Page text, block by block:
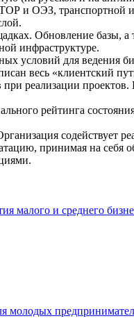
и ОЭЗ, транспортной
Обновление базы, а
инфраструктуре.
условий для ведения
весь «клиентский
реализации
рейтинга
содействует
принимая на себя
малого и среднего
молодых